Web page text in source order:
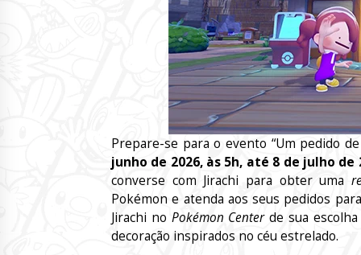
Prepare-se para o evento “Um pedido
junho de 2026, às 5h, até 8 de julho
converse com Jirachi para obter uma
Pokémon e atenda aos seus pedidos
Jirachi no Pokémon Centerde sua
decoração inspirados no céu estrelado.